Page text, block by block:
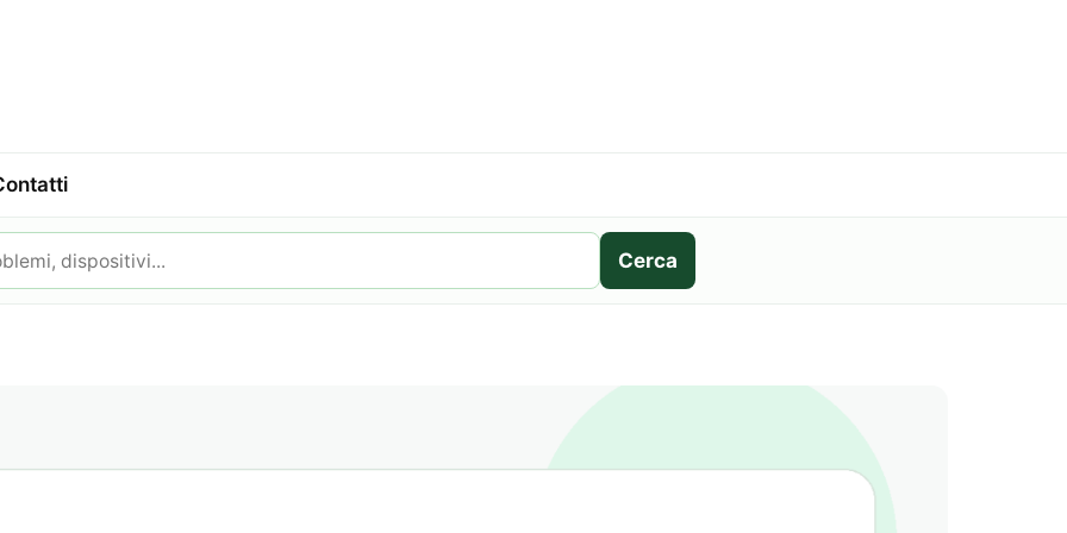
Cerca